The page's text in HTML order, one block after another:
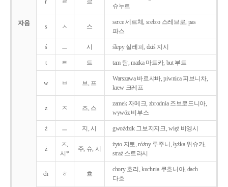
자음
r ㄹ 르
슈누르
s ㅅ 스
serce 세르체, srebro 스레브로, pas
파스
ś ㅡ 시 ślepy 실레피, dziś 지시
t ㅌ 트 tam 탐, matka 마트카, but 부트
w ㅂ 브, 프
Warszawa 바르샤바, piwnica 피브니차,
krew 크레프
z ㅈ 즈, 스
zamek 자메크, zbrodnia 즈브로드니아,
wywóz 비부스
ź ㅡ 지, 시 gwoździk 그보지지크, więź 비엥시
ż
ㅈ,
시*
주, 슈, 시
żyto 지토, różny 루주니, łyżka 위슈카,
straż 스트라시
ch ㅎ 흐
chory 호리, kuchnia 쿠흐니아, dach
다흐